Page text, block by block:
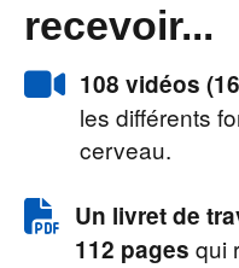
recevoir...
108 vidéos
les différents
cerveau.
Un livret de
112 pages qui